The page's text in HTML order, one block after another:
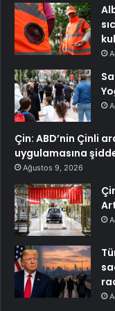
Çin: ABD’nin Çinli
uygulamasına
Ağustos 9, 2026